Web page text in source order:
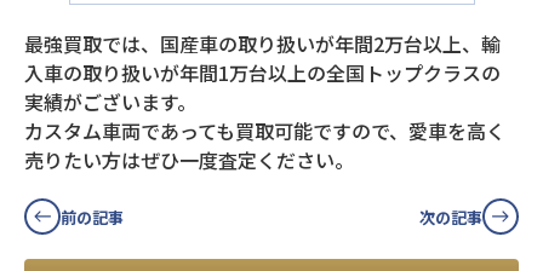
最強買取では、国産車の取り扱いが年間2万台以上、輸
入車の取り扱いが年間1万台以上の全国トップクラスの
実績がございます。
カスタム車両であっても買取可能ですので、愛車を高く
売りたい方はぜひ一度査定ください。
前の記事 次の記事